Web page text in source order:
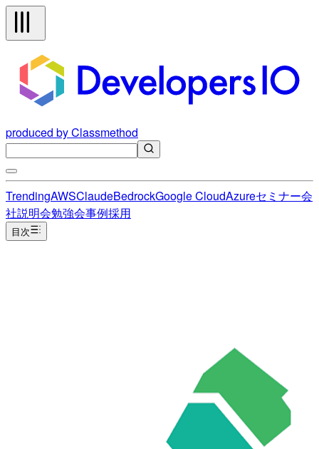
produced by Classmethod
TrendingAWSClaudeBedrockGoogle CloudAzureセミナー会
社説明会勉強会事例採用
目次